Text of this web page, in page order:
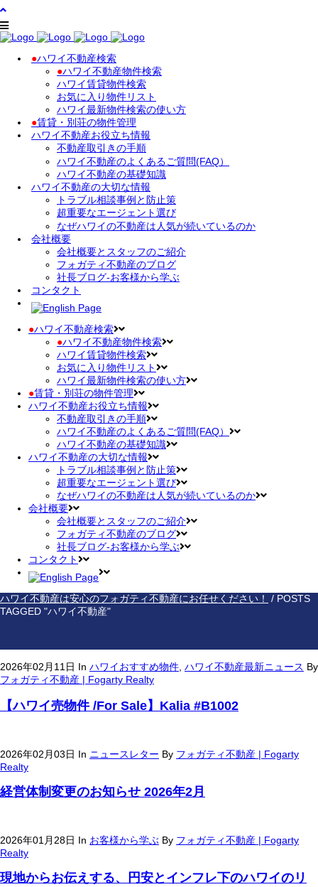
●ハワイ不動産検索
●ハワイ不動産物件検索
ハワイ賃貸物件検索
お気に入り物件リスト
ハワイ最新物件検索の使い方
●賃貸・別荘の物件管理
ハワイ不動産お役立ち情報
不動産取引きの手順
ハワイ不動産のよくあるご質問(FAQ）
ハワイ不動産の基礎知識
ハワイ不動産の大切な情報
トラブル相談事例と防止策
超重要なエージェント選び
なぜハワイの不動産は人気が続いているのか
会社概要
会社概要とスタッフのご紹介
フォガティ不動産のブログ
社長ブログ-お客様から学ぶ
コンタクト
●ハワイ不動産検索
●ハワイ不動産物件検索
ハワイ賃貸物件検索
お気に入り物件リスト
ハワイ最新物件検索の使い方
●賃貸・別荘の物件管理
ハワイ不動産お役立ち情報
不動産取引きの手順
ハワイ不動産のよくあるご質問(FAQ）
ハワイ不動産の基礎知識
ハワイ不動産の大切な情報
トラブル相談事例と防止策
超重要なエージェント選び
なぜハワイの不動産は人気が続いているのか
会社概要
会社概要とスタッフのご紹介
フォガティ不動産のブログ
社長ブログ-お客様から学ぶ
コンタクト
ハワイ不動産は安心のフォガティ不動産にお任せください！ / POSTS
TAGGED "ハワイ不動産"
2026年02月11日 In ハワイおすすめ物件 ハワイ不動産最新ニュース By
フォガティ不動産 | Fogarty Realty
【ハワイ売物件 /For Sale】Kalia #B1002
2026年02月03日 In ニュースレター By フォガティ不動産 | Fogarty
Realty
経営体制変更のお知らせ 2026年2月
2026年01月28日 In お客様から学ぶ By フォガティ不動産 | Fogarty
Realty
現地からお伝えする、円安とインフレ下のハワイのリ